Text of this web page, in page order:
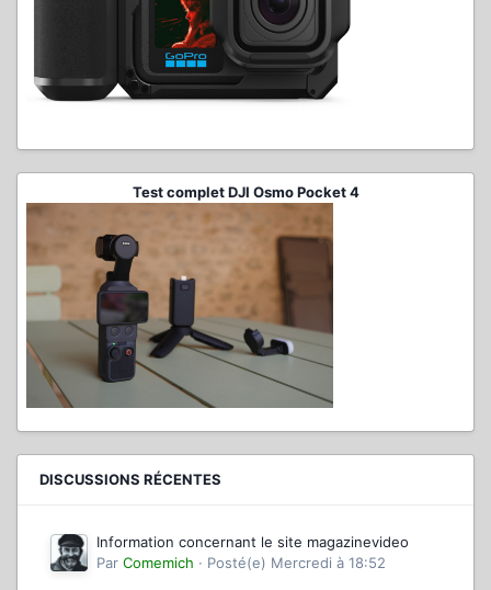
Test complet DJI Osmo Pocket 4
DISCUSSIONS RÉCENTES
Information concernant le site magazinevideo
Par Comemich · Posté(e) Mercredi à 18:52